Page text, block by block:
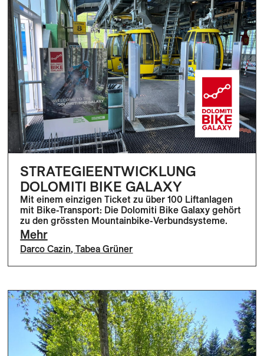
STRATEGIEENTWICKLUNG
DOLOMITI BIKE GALAXY
Mit einem einzigen Ticket zu über 100 Liftanlagen
mit Bike-Transport: Die Dolomiti Bike Galaxy gehört
zu den grössten Mountainbike-Verbundsysteme.
Mehr
Darco Cazin,Tabea Grüner